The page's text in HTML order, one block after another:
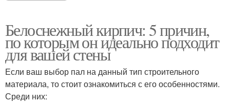
Белоснежный кирпич: 5 причин,
по которым он идеально подходит
для вашей стены
Если ваш выбор пал на данный тип строительного
материала, то стоит ознакомиться с его особенностями.
Среди них: